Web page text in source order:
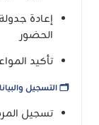
إعادة
الحضور
تأكيد
🗂️ التسجيل
تسجيل